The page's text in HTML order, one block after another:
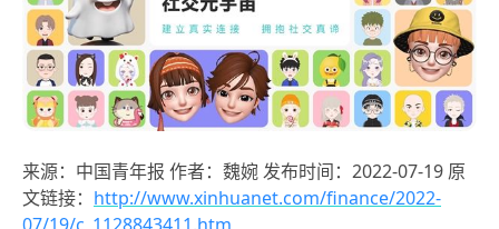
来源：中国青年报 作者：魏婉 发布时间：2022-07-19 原
文链接： http://www.xinhuanet.com/finance/2022-